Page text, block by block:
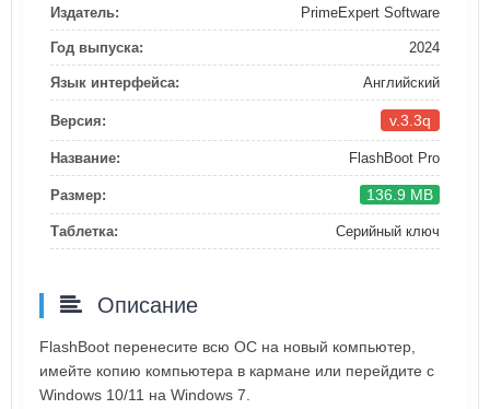
Издатель: PrimeExpert Software
Год выпуска: 2024
Язык интерфейса: Английский
Версия: v.3.3q
Название: FlashBoot Pro
Размер: 136.9 MB
Таблетка: Серийный ключ
Описание
FlashBoot перенесите всю ОС на новый компьютер,
имейте копию компьютера в кармане или перейдите с
Windows 10/11 на Windows 7.